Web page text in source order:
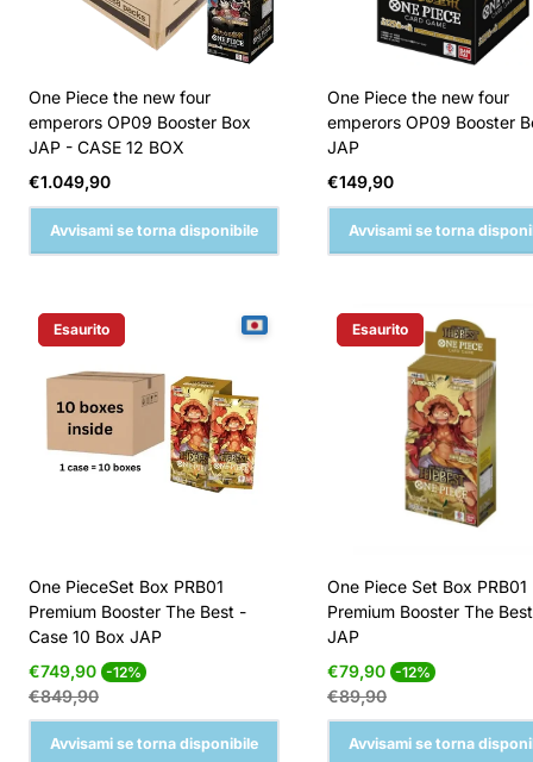
One Piece the new four
emperors OP09 Booster Box
JAP - CASE 12 BOX
Prezzo
normale
€1.049,90
Avvisami se torna disponibile
One Piece the new four
emperors OP09 Booster
JAP
Prezzo
normale
€149,90
Avvisami se torna
Etichetta Del Prodotto:
Esaurito
One PieceSet Box PRB01
Premium Booster The Best -
Case 10 Box JAP
Prezzo
di
vendita
€749,90 -12% Prezzo
€849,90
Avvisami se torna disponibile
Etichetta Del Prodotto:
Esaurito
One Piece Set Box PRB01
Premium Booster The
JAP
Prezzo
di
vendita
€79,90 -12% Prezzo
€89,90
Avvisami se torna